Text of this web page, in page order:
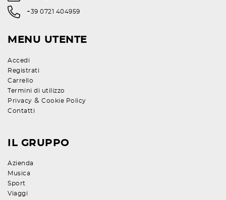
+39 0721 404959
MENU UTENTE
Accedi
Registrati
Carrello
Termini di utilizzo
Privacy & Cookie Policy
Contatti
IL GRUPPO
Azienda
Musica
Sport
Viaggi